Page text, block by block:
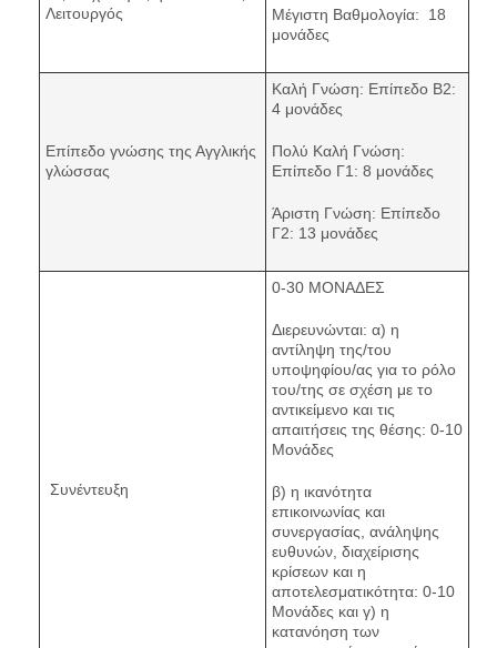
Λειτουργός
Μέγιστη Βαθμολογία: 18
μονάδες
Επίπεδο γνώσης της Αγγλικής
γλώσσας
Καλή Γνώση: Επίπεδο Β2:
4 μονάδες
Πολύ Καλή Γνώση:
Επίπεδο Γ1: 8 μονάδες
Άριστη Γνώση: Επίπεδο
Γ2: 13 μονάδες
Συνέντευξη
0-30 ΜΟΝΑΔΕΣ
Διερευνώνται: α) η
αντίληψη της/του
υποψηφίου/ας για το ρόλο
του/της σε σχέση με το
αντικείμενο και τις
απαιτήσεις της θέσης: 0-10
Μονάδες
β) η ικανότητα
επικοινωνίας και
συνεργασίας, ανάληψης
ευθυνών, διαχείρισης
κρίσεων και η
αποτελεσματικότητα: 0-10
Μονάδες και γ) η
κατανόηση των